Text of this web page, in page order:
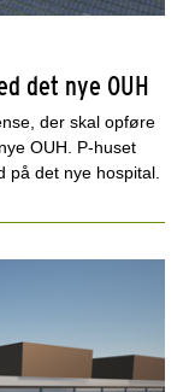
det nye OUH
der skal opføre
OUH. P-huset
det nye hospital.